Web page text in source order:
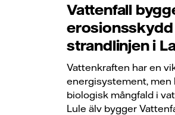
Vattenfall
strandlinjen i
Vattenkraften har en
energisystement, men
biologisk mångfald i
Lule älv bygger